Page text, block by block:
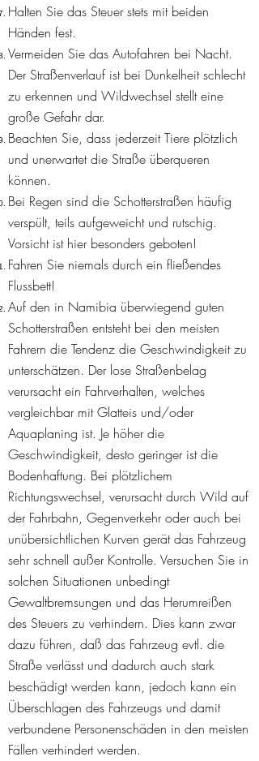
Halten Sie das Steuer stets mit beiden
Händen fest.
Vermeiden Sie das Autofahren bei Nacht.
Der Straßenverlauf ist bei Dunkelheit schlecht
zu erkennen und Wildwechsel stellt eine
große Gefahr dar.
Beachten Sie, dass jederzeit Tiere plötzlich
und unerwartet die Straße überqueren
können.
Bei Regen sind die Schotterstraßen häufig
verspült, teils aufgeweicht und rutschig.
Vorsicht ist hier besonders geboten!
Fahren Sie niemals durch ein fließendes
Flussbett!
Auf den in Namibia überwiegend guten
Schotterstraßen entsteht bei den meisten
Fahrern die Tendenz die Geschwindigkeit zu
unterschätzen. Der lose Straßenbelag
verursacht ein Fahrverhalten, welches
vergleichbar mit Glatteis und/oder
Aquaplaning ist. Je höher die
Geschwindigkeit, desto geringer ist die
Bodenhaftung. Bei plötzlichem
Richtungswechsel, verursacht durch Wild auf
der Fahrbahn, Gegenverkehr oder auch bei
unübersichtlichen Kurven gerät das Fahrzeug
sehr schnell außer Kontrolle. Versuchen Sie in
solchen Situationen unbedingt
Gewaltbremsungen und das Herumreißen
des Steuers zu verhindern. Dies kann zwar
dazu führen, daß das Fahrzeug evtl. die
Straße verlässt und dadurch auch stark
beschädigt werden kann, jedoch kann ein
Überschlagen des Fahrzeugs und damit
verbundene Personenschäden in den meisten
Fällen verhindert werden.